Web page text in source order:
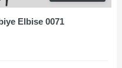
Elbise 0071